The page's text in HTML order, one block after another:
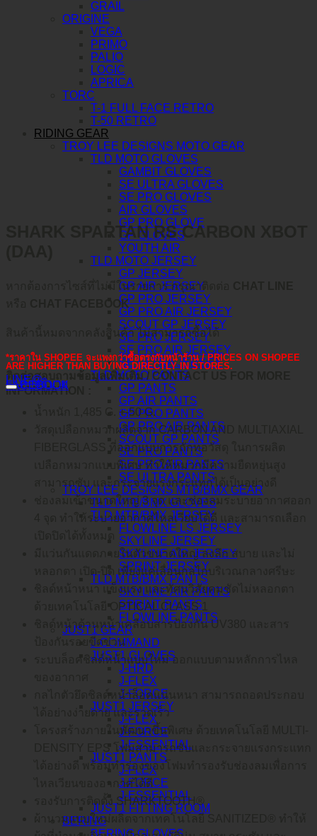
GRAIL
ORIGINE
VEGA
PRIMO
PALIO
LOGIC
APRICA
TORC
T-1 FULL FACE RETRO
T-50 RETRO
RIDING GEAR
TROY LEE DESIGNS MOTO GEAR
TLD MOTO GLOVES
GAMBIT GLOVES
SE ULTRA GLOVES
SE PRO GLOVES
AIR GLOVES
GP PRO GLOVE
GP GLOVES
YOUTH AIR
TLD MOTO JERSEY
GP JERSEY
GP AIR JERSEY
GP PRO JERSEY
GP PRO AIR JERSEY
SCOUT GP JERSEY
SE PRO JERSEY
SE PRO AIR JERSEY
SE ULTRA JERSEY
TLD MOTO PANTS
GP PANTS
GP AIR PANTS
GP PRO PANTS
GP PRO AIR PANTS
SCOUT GP PANTS
SE PRO PANTS
SE PRO AIR PANTS
SE ULTRA PANTS
TROY LEE DESIGNS MTB/BMX GEAR
TLD MTB/BMX GLOVES
TLD MTB/BMX JERSEY
FLOWLINE LS JERSEY
SKYLINE JERSEY
SKYLINE AIR JERSEY
SPRINT JERSEY
TLD MTB/BMX PANTS
SKYLINE AIR PANTS
SPRINT PANTS
FLOWLINE PANTS
JUST1 GEAR
J-COMMAND
JUST1 GLOVES
J-HRD
J-FLEX
J-FORCE
JUST1 JERSEY
J-FLEX
J-FORCE
J-ESSENTIAL
JUST1 PANTS
J-FLEX
J-FORCE
J-ESSENTIAL
JUST1 FITTING ROOM
BERING
BERING GLOVES
SHARK SPARTAN RS CARBON XBOT
หากต้องการไซส์ที่ไม่มีในรายการ กรุณาติดต่อ
CHAT FACEBOOK
สินค้านี้หมดจากคลังสินค้า ไม่สามารถซื้อได้
*ราคาใน SHOPEE จะแพงกว่าซื้อตรงกับหน้าร้าน / PRICES ON SHOPEE
ARE HIGHER THAN BUYING DIRECTLY IN STORES.
ติดต่อสอบถามข้อมูลเพิ่มเติม / CONTACT US FOR MORE
INFORMATION :
LINE@
FACEBOOK
คำอธิบาย
น้ำหนัก 1,485 G. +-50 G.
วัสดุเปลือกหมวกผลิตจาก CARBON AND MULTIAXIAL
FIBERGLASS ที่ออกแบบการถักทอวัสดุ ในการผลิต
เปลือกหมวกแบบพิเศษ ทำให้หมวกมีความยืดหยุ่นสูง
สามารถซับ และกระจายแรงกระแทกได้เป็นอย่างดี
ช่องลมเข้าขนาดใหญ่ 3 จุด และช่องลมระบายอากาศออก
4 จุด ทำให้ระบายอากาศไหลเวียบได้ดี และสามารถเลือก
มีแว่นกันแดดภายในตัวขนาดใหญ่ ลงลึก สบาย และไม่
หลอกตา เปิด-ปิด เพียงแค่เลื่อนกลไกบริเวณกลางศรีษะ
ชิลด์หน้าหนา แข็งแรง และทัศนวิสัยคมชัดไม่หลอกตา
ด้วยเทคโนโลยี OPTICAL CLASS 1
ชิลด์หน้าด้านหน้าเคลือบสารป้องกัน UV380 และสาร
ป้องกันรอยขีดข่วน
ระบบล็อคชิลด์หน้าแบบใหม่ ออกแบบตามหลักการไหล
กลไกตัวยึดชิลด์หน้าล็อคแน่นหนา สามารถถอดประกอบ
ได้อย่างง่ายดาย และรวดเร็ว
โครงสร้างภายในพัฒนาขึ้นพิเศษ ด้วยเทคโนโลยี MULTI-
DENSITY EPS โฟมสามารถซับและกระจายแรงกระแทก
ได้อย่างดี พร้อมทำร่องของโฟมทำรองรับช่องลมเพื่อการ
ไหลเวียนของอากาศได้ดี
รองรับการติดตั้ง SHARKTOOTH®
ผ้านวมแบบใหม่ผลิตจากเทคโนโลยี SANITIZED® ทำให้